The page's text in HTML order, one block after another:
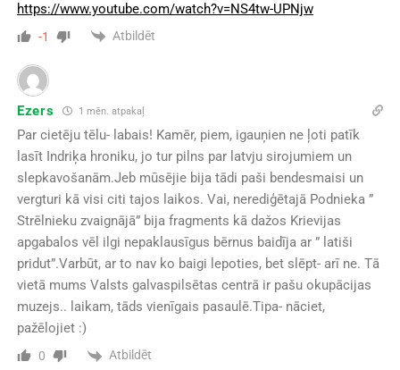
https://www.youtube.com/watch?v=NS4tw-UPNjw
-1 Atbildēt
Ezers 1 mēn. atpakaļ
Par cietēju tēlu- labais! Kamēr, piem, igauņien ne ļoti patīk
lasīt Indriķa hroniku, jo tur pilns par latvju sirojumiem un
slepkavošanām.Jeb mūsējie bija tādi paši bendesmaisi un
vergturi kā visi citi tajos laikos. Vai, nerediģētajā Podnieka ”
Strēlnieku zvaignājā” bija fragments kā dažos Krievijas
apgabalos vēl ilgi nepaklausīgus bērnus baidīja ar ” latiši
pridut”.Varbūt, ar to nav ko baigi lepoties, bet slēpt- arī ne. Tā
vietā mums Valsts galvaspilsētas centrā ir pašu okupācijas
muzejs.. laikam, tāds vienīgais pasaulē.Tipa- nāciet,
pažēlojiet :)
0 Atbildēt